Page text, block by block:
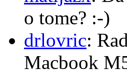
o tome? :-)
drlovric:
Macbook